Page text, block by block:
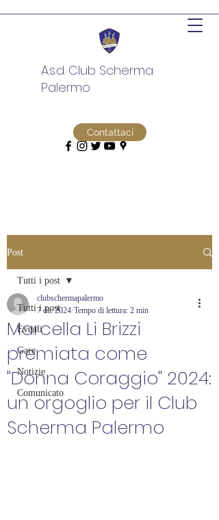
A.s.d. Club Scherma
Palermo
Contattaci
Post
Tutti i post
Eventi
Gare
Notizie
Comunicato
Tutti i post
Marcella Li Brizzi
premiata come
"Donna Coraggio" 2024:
un orgoglio per il Club
Scherma Palermo
clubschermapalermo
7 dic 2024 Tempo di lettura: 2 min